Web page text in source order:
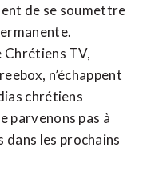
de se soumettre
Chrétiens TV,
n’échappent
chrétiens
parvenons pas à
les prochains